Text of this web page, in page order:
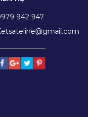
942 947